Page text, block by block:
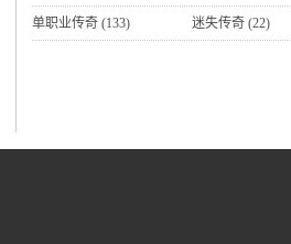
单职业传奇 (133) 迷失传奇 (22)